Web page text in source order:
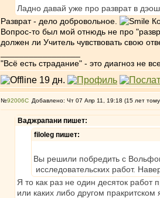
Ладно давай уже про разврат в
Разврат - дело добровольное.
Вопрос-то был мой отнюдь не про
должен ли Учитель чувствовать свою
"Всё есть страдание" - это диагноз не
№92006 Добавлено: Чт 07 Апр 11, 19:18 (15 лет
Ваджрапани пишет:
filoleg пишет:
Вы решили побредить с
исследовательских работ.
Я то как раз не один десяток работ
или каких либо другом